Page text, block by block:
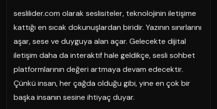
seslilider.com olarak seslisiteler, teknolojinin iletişime
kattığı en sıcak dokunuşlardan biridir. Yazının sınırlarını
aşar, sese ve duyguya alan açar. Gelecekte dijital
iletişim daha da interaktif hale geldikçe, sesli sohbet
platformlarının değeri artmaya devam edecektir.
Çünkü insan, her çağda olduğu gibi, yine en çok bir
başka insanın sesine ihtiyaç duyar.